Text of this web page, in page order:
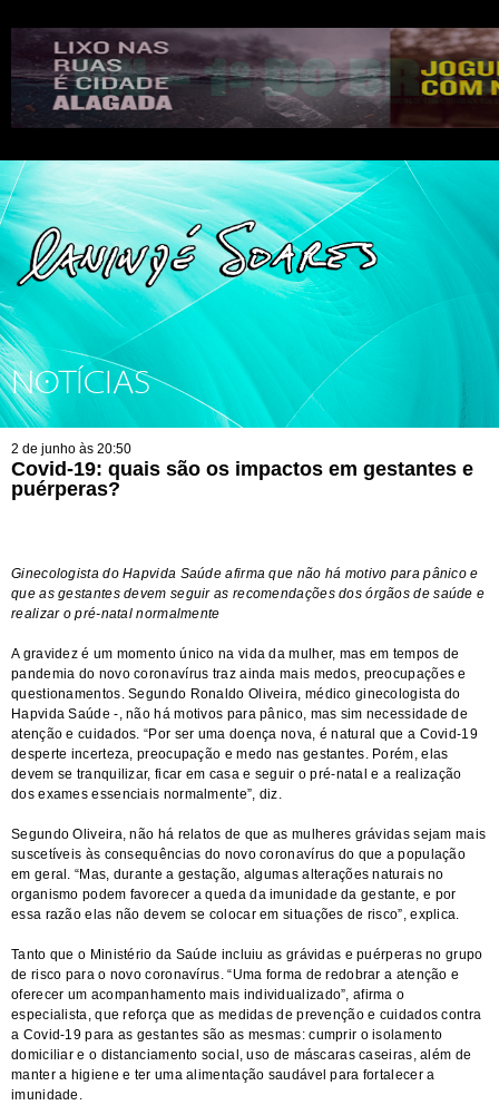
NOTÍCIAS
2 de junho às 20:50
Covid-19: quais são os impactos em gestantes e
puérperas?
Ginecologista do Hapvida Saúde afirma que não há motivo para pânico e
que as gestantes devem seguir as recomendações dos órgãos de saúde e
realizar o pré-natal normalmente
A gravidez é um momento único na vida da mulher, mas em tempos de
pandemia do novo coronavírus traz ainda mais medos, preocupações e
questionamentos. Segundo Ronaldo Oliveira, médico ginecologista do
Hapvida Saúde -, não há motivos para pânico, mas sim necessidade de
atenção e cuidados. “Por ser uma doença nova, é natural que a Covid-19
desperte incerteza, preocupação e medo nas gestantes. Porém, elas
devem se tranquilizar, ficar em casa e seguir o pré-natal e a realização
dos exames essenciais normalmente”, diz.
Segundo Oliveira, não há relatos de que as mulheres grávidas sejam mais
suscetíveis às consequências do novo coronavírus do que a população
em geral. “Mas, durante a gestação, algumas alterações naturais no
organismo podem favorecer a queda da imunidade da gestante, e por
essa razão elas não devem se colocar em situações de risco”, explica.
Tanto que o Ministério da Saúde incluiu as grávidas e puérperas no grupo
de risco para o novo coronavírus. “Uma forma de redobrar a atenção e
oferecer um acompanhamento mais individualizado”, afirma o
especialista, que reforça que as medidas de prevenção e cuidados contra
a Covid-19 para as gestantes são as mesmas: cumprir o isolamento
domiciliar e o distanciamento social, uso de máscaras caseiras, além de
manter a higiene e ter uma alimentação saudável para fortalecer a
imunidade.